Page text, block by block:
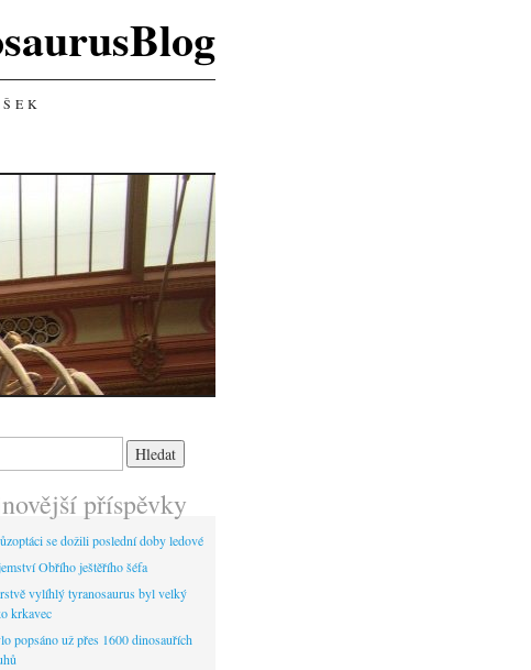
příspěvky
se dožili poslední doby ledové
Obřího ještěřího šéfa
vylíhlý tyranosaurus byl velký
krkavec
popsáno už přes 1600 dinosauřích